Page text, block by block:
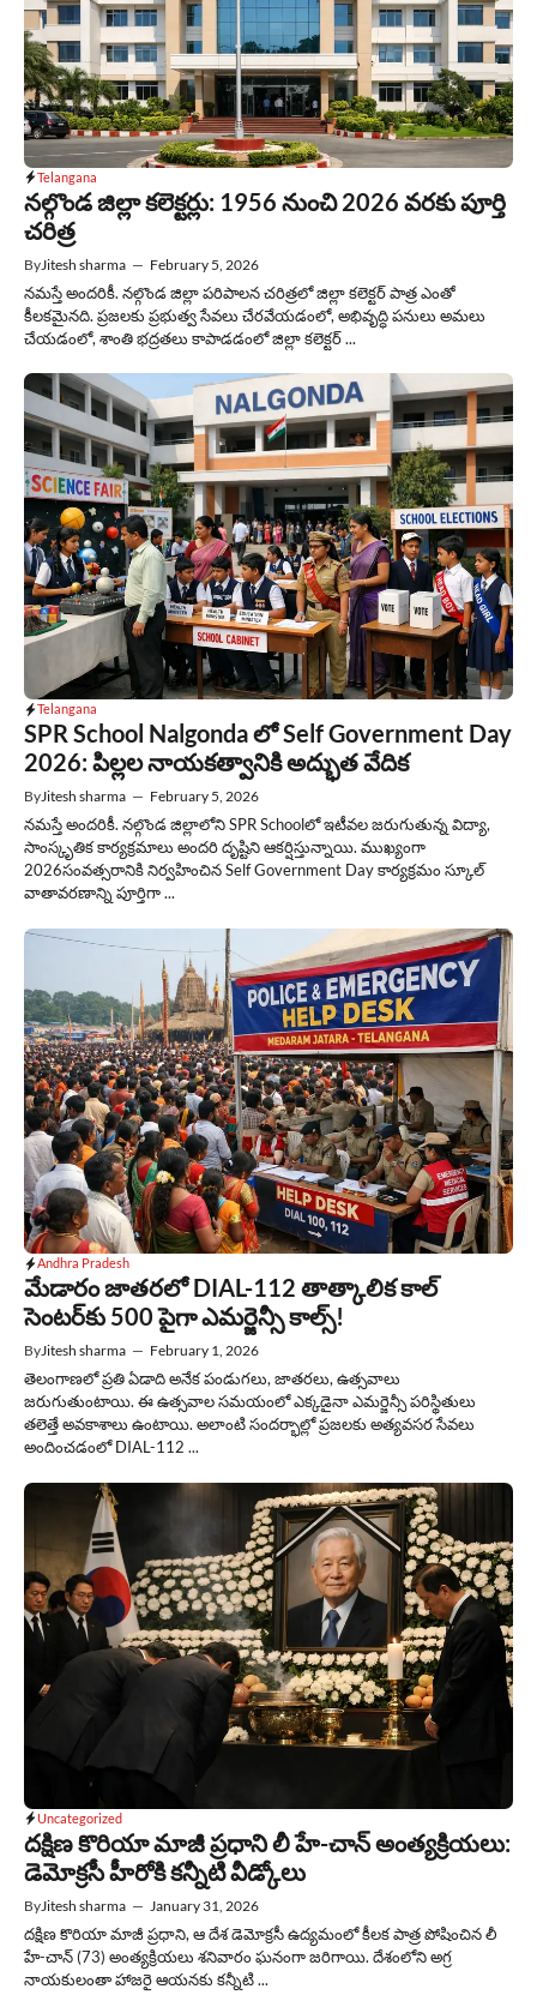
Telangana
నల్గొండ జిల్లా కలెక్టర్లు: 1956 నుంచి 2026 వరకు పూర్తి
చరిత్ర
ByJitesh sharma — February 5, 2026
నమస్తే అందరికీ. నల్గొండ జిల్లా పరిపాలన చరిత్రలో జిల్లా కలెక్టర్ పాత్ర ఎంతో
కీలకమైనది. ప్రజలకు ప్రభుత్వ సేవలు చేరవేయడంలో, అభివృద్ధి పనులు అమలు
చేయడంలో, శాంతి భద్రతలు కాపాడడంలో జిల్లా కలెక్టర్ ...
Telangana
SPR School Nalgonda లో Self Government Day
2026: పిల్లల నాయకత్వానికి అద్భుత వేదిక
ByJitesh sharma — February 5, 2026
నమస్తే అందరికీ. నల్గొండ జిల్లాలోని SPR School‌లో ఇటీవల జరుగుతున్న విద్యా,
సాంస్కృతిక కార్యక్రమాలు అందరి దృష్టిని ఆకర్షిస్తున్నాయి. ముఖ్యంగా
2026సంవత్సరానికి నిర్వహించిన Self Government Day కార్యక్రమం స్కూల్
వాతావరణాన్ని పూర్తిగా ...
Andhra Pradesh
మేడారం జాతరలో DIAL-112 తాత్కాలిక కాల్
సెంటర్‌కు 500 పైగా ఎమర్జెన్సీ కాల్స్!
ByJitesh sharma — February 1, 2026
తెలంగాణలో ప్రతి ఏడాది అనేక పండుగలు, జాతరలు, ఉత్సవాలు
జరుగుతుంటాయి. ఈ ఉత్సవాల సమయంలో ఎక్కడైనా ఎమర్జెన్సీ పరిస్థితులు
తలెత్తే అవకాశాలు ఉంటాయి. అలాంటి సందర్భాల్లో ప్రజలకు అత్యవసర సేవలు
అందించడంలో DIAL-112 ...
Uncategorized
దక్షిణ కొరియా మాజీ ప్రధాని లీ హే-చాన్ అంత్యక్రియలు:
డెమోక్రసీ హీరోకి కన్నీటి వీడ్కోలు
ByJitesh sharma — January 31, 2026
దక్షిణ కొరియా మాజీ ప్రధాని, ఆ దేశ డెమోక్రసీ ఉద్యమంలో కీలక పాత్ర పోషించిన లీ
హే-చాన్ (73) అంత్యక్రియలు శనివారం ఘనంగా జరిగాయి. దేశంలోని అగ్ర
నాయకులంతా హాజరై ఆయనకు కన్నీటి ...